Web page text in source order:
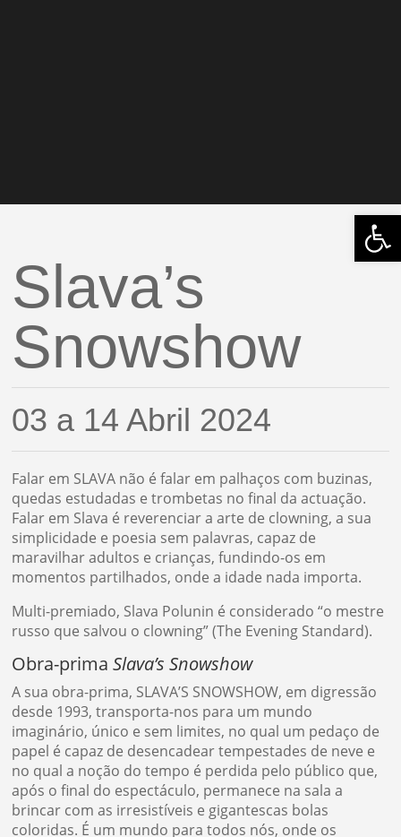
Slava’s
Snowshow
03 a 14 Abril 2024
Falar em SLAVA não é falar em palhaços com buzinas,
quedas estudadas e trombetas no final da actuação.
Falar em Slava é reverenciar a arte de clowning, a sua
simplicidade e poesia sem palavras, capaz de
maravilhar adultos e crianças, fundindo-os em
momentos partilhados, onde a idade nada importa.
Multi-premiado, Slava Polunin é considerado “o mestre
russo que salvou o clowning” (The Evening Standard).
Obra-primaSlava’s Snowshow
A sua obra-prima, SLAVA’S SNOWSHOW, em digressão
desde 1993, transporta-nos para um mundo
imaginário, único e sem limites, no qual um pedaço de
papel é capaz de desencadear tempestades de neve e
no qual a noção do tempo é perdida pelo público que,
após o final do espectáculo, permanece na sala a
brincar com as irresistíveis e gigantescas bolas
coloridas. É um mundo para todos nós, onde os
Abrir